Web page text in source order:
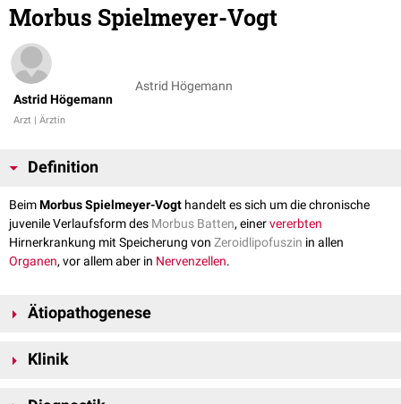
Morbus Spielmeyer-Vogt
Astrid Högemann
Arzt | Ärztin
Astrid Högemann
Definition
BeimMorbus Spielmeyer-Vogt handelt es sich um die chronische
juvenile Verlaufsform des Morbus Batten, einervererbten
Hirnerkrankung mit Speicherung von Zeroidlipofuszin in allen
Organen, vor allem aber in Nervenzellen.
Ätiopathogenese
sich auf dem
Klinik